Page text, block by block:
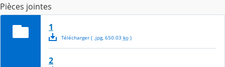
Pièces jointes
1
Télécharger( .jpg, 650.03 ko)
2